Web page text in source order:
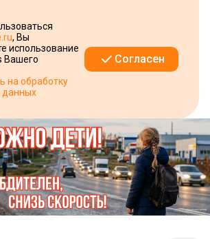
, Вы
использование
Вашего
на обработку
данных
Согласен